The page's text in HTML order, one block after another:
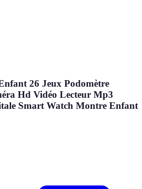
26 Jeux Podomètre
Hd Vidéo Lecteur Mp3
Smart Watch Montre Enfant